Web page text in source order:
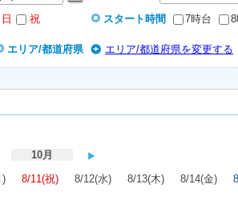
日 祝 スタート時間 7時台
エリア/都道府県 エリア/都道府県を変更する
10月
) 8/11(祝) 8/12(水) 8/13(木) 8/14(金)